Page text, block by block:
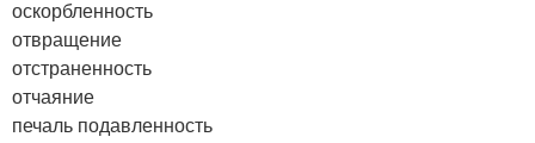
оскорбленность
отвращение
отстраненность
отчаяние
печаль подавленность